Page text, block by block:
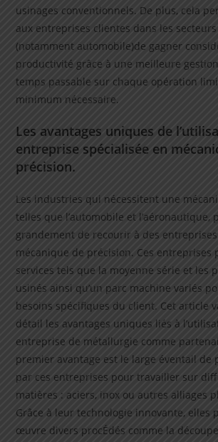
usinages conventionnels. De plus, cela
aux entreprises clientes dans les
(notamment automobile)de gagner
productivité grâce à une meilleure
temps passable sur chaque opération
minimum nécessaire.
Les avantages uniques de
entreprise spécialisée en
précision.
Les industries qui nécessitent une
telles que l’automobile et l’aéronautique,
grandement de recourir à des
mécanique de précision. Ces entreprises
services tels que la moyenne série et les
usinés ainsi qu’un parc machine variés
besoins spécifiques du client. Cet article
détail les avantages uniques liés à
entreprise de métallurgie comme
premier avantage est le large éventail de
par ces entreprises pour travailler sur
matières : aciers, inox ou autres alliages
Grâce à leur technologie innovante, elles
œuvre divers procÉdés comme la